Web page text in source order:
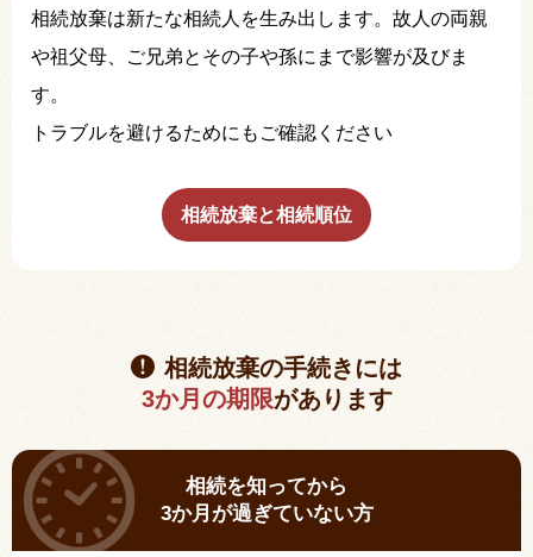
相続放棄は新たな相続人を生み出します。故人の両親
や祖父母、ご兄弟とその子や孫にまで影響が及びま
す。
トラブルを避けるためにもご確認ください
相続放棄と相続順位
相続放棄の手続きには
3か月の期限があります
相続を知ってから
3か月が過ぎていない方